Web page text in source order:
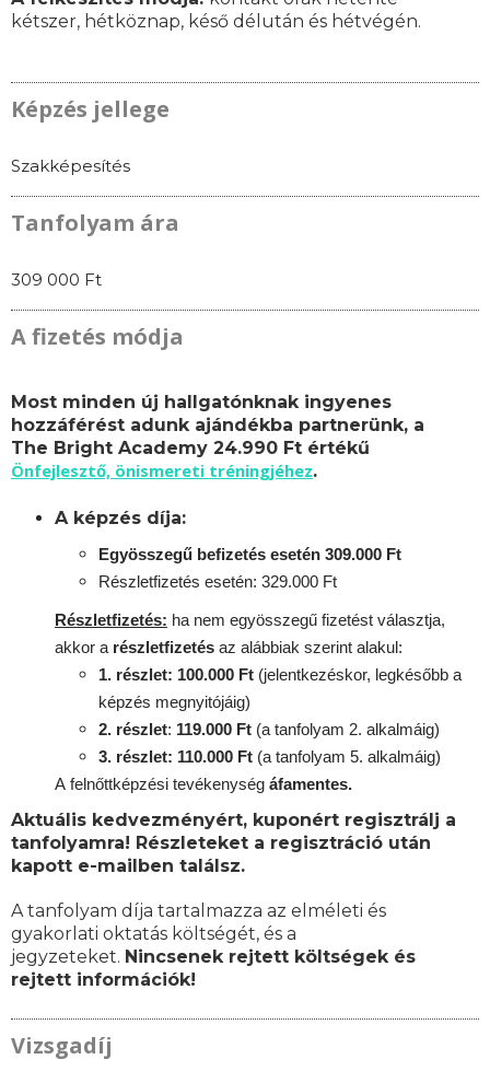
kétszer, hétköznap, késő délután és hétvégén.
Képzés jellege
Szakképesítés
Tanfolyam ára
309 000 Ft
A fizetés módja
Most minden új hallgatónknak ingyenes
hozzáférést adunk ajándékba partnerünk, a
The Bright Academy 24.990 Ft értékű
Önfejlesztő, önismereti tréningjéhez.
A képzés díja:
Egyösszegű befizetés esetén 309.000 Ft
Részletfizetés esetén: 329.000 Ft
Részletfizetés: ha nem egyösszegű fizetést választja,
akkor a részletfizetés az alábbiak szerint alakul:
1. részlet: 100.000 Ft (jelentkezéskor, legkésőbb a
képzés megnyitójáig)
2. részlet: 119.000 Ft (a tanfolyam 2. alkalmáig)
3. részlet: 110.000 Ft (a tanfolyam 5. alkalmáig)
A felnőttképzési tevékenység áfamentes.
Aktuális kedvezményért, kuponért regisztrálj a
tanfolyamra! Részleteket a regisztráció után
kapott e-mailben találsz.
A tanfolyam díja tartalmazza az elméleti és
gyakorlati oktatás költségét, és a
jegyzeteket. Nincsenek rejtett költségek és
rejtett információk!
Vizsgadíj